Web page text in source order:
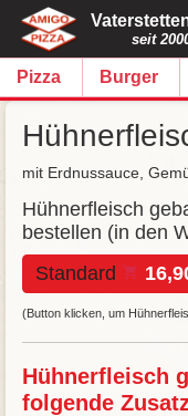
seit
Pizza Burger
mit Erdnussauce,
Hühnerfleisch
bestellen (in den
Standard
(Button klicken, um
Hühnerfleisch
folgende